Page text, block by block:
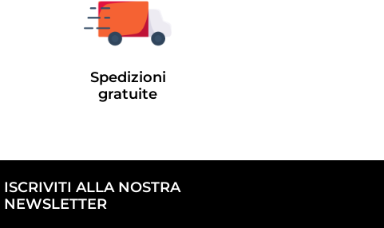
Spedizioni
gratuite
ISCRIVITI ALLA NOSTRA
NEWSLETTER